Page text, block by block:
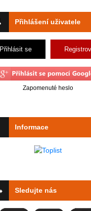
Přihlášení uživatele
Přihlásit se
Zapomenuté heslo
Informace
Sledujte nás